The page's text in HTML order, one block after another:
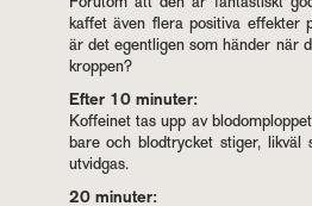
kaf­fet även flera po­si­ti­va ef­fek­ter
är det egent­li­gen som hän­der när
krop­pen?
Efter 10 mi­nu­ter:
Kof­fe­i­net tas upp av
ba­re och blod­tryc­ket sti­ger, lik­väl
ut­vid­gas.
20 mi­nu­ter: